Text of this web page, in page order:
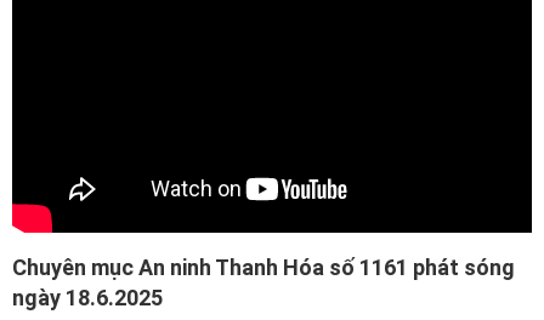
Chuyên mục An ninh Thanh Hóa số 1161 phát sóng
ngày 18.6.2025